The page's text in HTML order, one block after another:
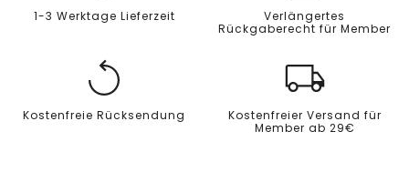
1-3 Werktage Lieferzeit
Verlängertes
Rückgaberecht für Member
Kostenfreie Rücksendung
Kostenfreier Versand für
Member ab 29€